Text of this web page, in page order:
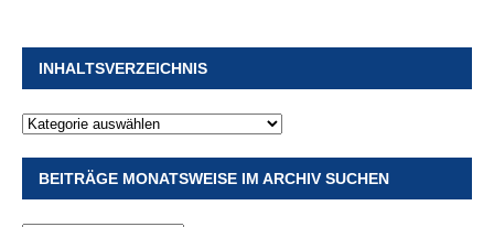
INHALTSVERZEICHNIS
BEITRÄGE MONATSWEISE IM ARCHIV SUCHEN